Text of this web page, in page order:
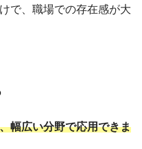
で、職場での存在感が大
幅広い分野で応用できま